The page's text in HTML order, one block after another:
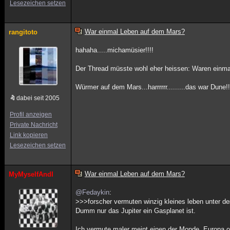
Lesezeichen setzen
rangitoto
dabei seit 2005
Profil anzeigen
Private Nachricht
Link kopieren
Lesezeichen setzen
War einmal Leben auf dem Mars?
hahaha.....michamüsier!!!!
Der Thread müsste wohl eher heissen: Waren
Würmer auf dem Mars...harrrrrr.........das war
MyMyselfAndI War einmal Leben auf dem Mars?
@Fedaykin:
>>>forscher vermuten winzig kleines leben unter
Dumm nur das Jupiter ein Gasplanet ist.